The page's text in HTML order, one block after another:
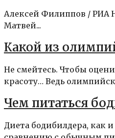
Алексей Филиппов / РИА
Матвей...
Какой из
Не смейтесь. Чтобы
красоту… Ведь
Чем питаться
Диета бодибилдера, как